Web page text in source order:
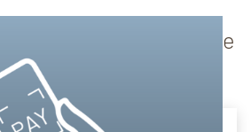
soluzioni MOVE giuste
per lei.